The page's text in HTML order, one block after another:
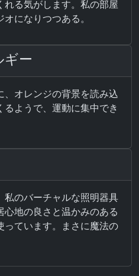
る気がします。私の部屋
になりつつある。
ー
、オレンジの背景を読み込
ようで、運動に集中でき
私のバーチャルな照明器具
地の良さと温かみのある
ています。まさに魔法の